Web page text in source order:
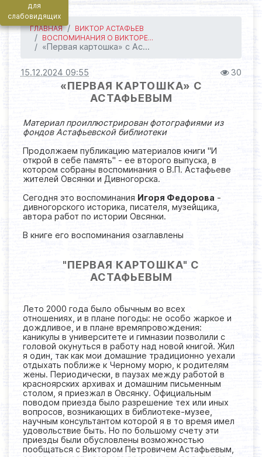
для
слабовидящих
ГЛАВНАЯ
ВИКТОР АСТАФЬЕВ
ВОСПОМИНАНИЯ О ВИКТОРЕ...
«Первая картошка» с Ас...
15.12.2024 09:55 30
«ПЕРВАЯ КАРТОШКА» С
АСТАФЬЕВЫМ
Материал проиллюстрирован фотографиями из
фондов Астафьевской библиотеки
Продолжаем публикацию материалов книги "И
открой в себе память" - ее второго выпуска, в
котором собраны воспоминания о В.П. Астафьеве
жителей Овсянки и Дивногорска.
Сегодня это воспоминания Игоря Федорова -
дивногорского историка, писателя, музейщика,
автора работ по истории Овсянки.
В книге его воспоминания озаглавлены
"ПЕРВАЯ КАРТОШКА" С
АСТАФЬЕВЫМ
Лето 2000 года было обычным во всех
отношениях, и в плане погоды: не особо жаркое и
дождливое, и в плане времяпровождения:
каникулы в университете и гимназии позволили с
головой окунуться в работу над новой книгой. Жил
я один, так как мои домашние традиционно уехали
отдыхать поближе к Черному морю, к родителям
жены. Периодически, в паузах между работой в
красноярских архивах и домашним письменным
столом, я приезжал в Овсянку. Официальным
поводом приезда было разрешение тех или иных
вопросов, возникающих в библиотеке-музее,
научным консультантом которой я в то время имел
удовольствие быть. Но по большому счету эти
приезды были обусловлены возможностью
пообщаться с Виктором Петровичем Астафьевым,